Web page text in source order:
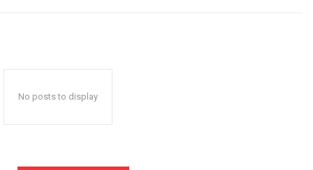
No posts to display